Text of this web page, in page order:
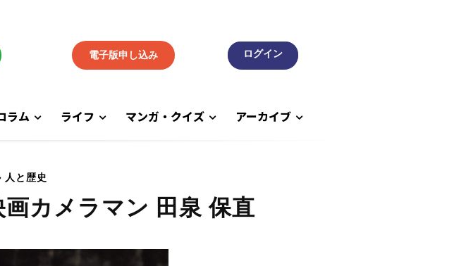
電子版申し込み
ラム ライフ マンガ・クイズ アーカイブ
人と歴史
カメラマン 田泉 保直